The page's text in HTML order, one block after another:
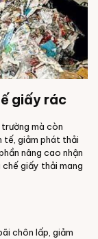
giấy rác
mà còn
tế, giảm phát thải
nâng cao nhận
giấy thải mang
chôn lấp, giảm